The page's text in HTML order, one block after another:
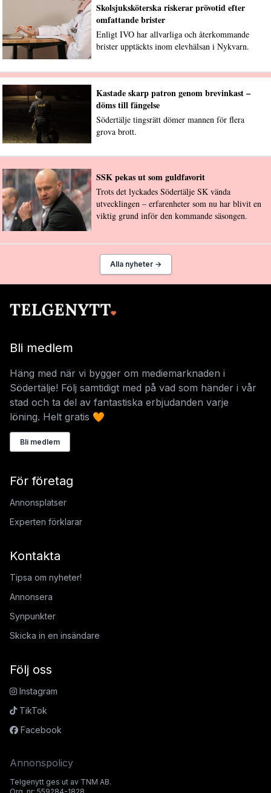
Skolsjuksköterska riskerar prövotid efter
omfattande brister
Enligt IVO har allvarliga och återkommande
brister upptäckts inom elevhälsan i Nykvarn.
Kastade skarp patron genom brevinkast –
döms till fängelse
Södertälje tingsrätt dömer mannen för flera
grova brott.
SSK pekas ut som guldfavorit
Trots det lyckades Södertälje SK vända
utvecklingen – erfarenheter som nu har blivit en
viktig grund inför den kommande säsongen.
Alla nyheter →
Bli medlem
Häng med när vi bygger om mediemarknaden i
Södertälje! Följ samtidigt med på vad som händer i vår
stad och ta del av fantastiska erbjudanden varje
löning. Helt gratis 🧡
Bli medlem
För företag
Annonsplatser
Experten förklarar
Kontakta
Tipsa om nyheter!
Annonsera
Synpunkter
Skicka in en insändare
Följ oss
Instagram
TikTok
Facebook
Annonspolicy
Telgenytt ges ut av TNM AB.